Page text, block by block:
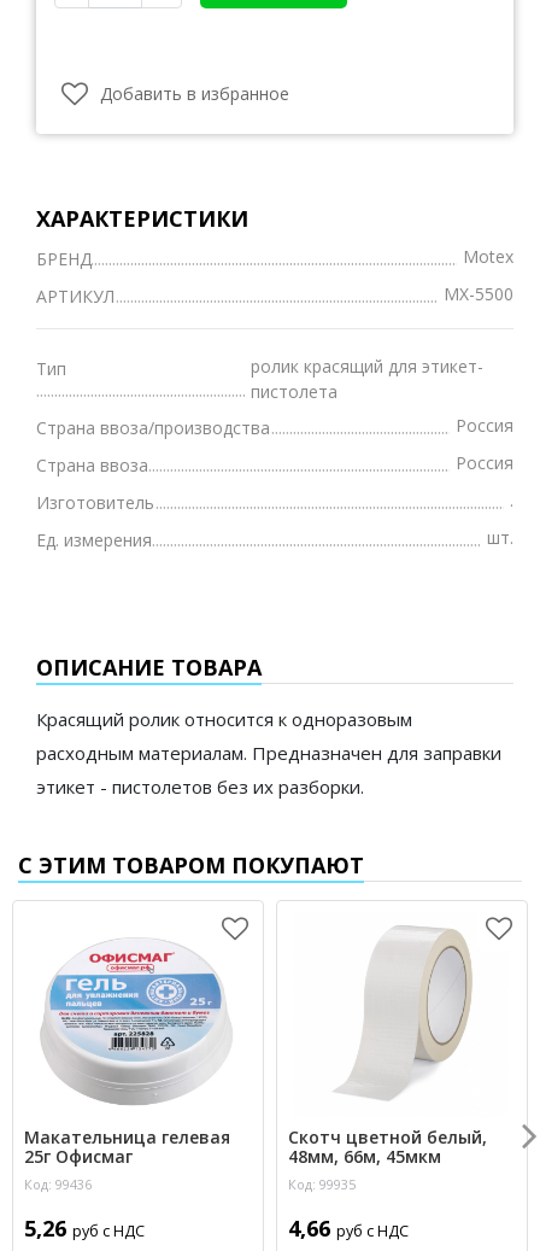
Добавить в избранное
ХАРАКТЕРИСТИКИ
БРЕНД
Motex
АРТИКУЛ
MX-5500
Тип
ролик красящий для этикет-
пистолета
Страна ввоза/производства
Россия
Страна ввоза
Россия
Изготовитель
.
Ед. измерения
шт.
ОПИСАНИЕ ТОВАРА
Красящий ролик относится к одноразовым
расходным материалам. Предназначен для заправки
этикет - пистолетов без их разборки.
С ЭТИМ ТОВАРОМ ПОКУПАЮТ
Макательница гелевая
25г Офисмаг
Код: 99436
5,26 руб с НДС
Скотч цветной белый,
48мм, 66м, 45мкм
Код: 99935
4,66 руб с НДС